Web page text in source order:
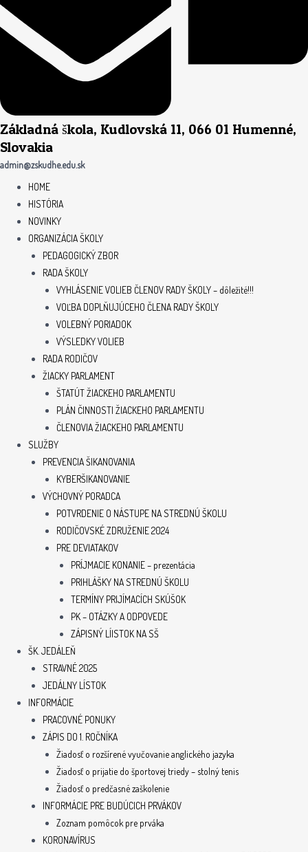
Základná škola, Kudlovská 11, 066 01 Humenné,
Slovakia
admin@zskudhe.edu.sk
HOME
HISTÓRIA
NOVINKY
ORGANIZÁCIA ŠKOLY
PEDAGOGICKÝ ZBOR
RADA ŠKOLY
VYHLÁSENIE VOLIEB ČLENOV RADY ŠKOLY – dôležité!!!
VOĽBA DOPLŇUJÚCEHO ČLENA RADY ŠKOLY
VOLEBNÝ PORIADOK
VÝSLEDKY VOLIEB
RADA RODIČOV
ŽIACKY PARLAMENT
ŠTATÚT ŽIACKEHO PARLAMENTU
PLÁN ČINNOSTI ŽIACKEHO PARLAMENTU
ČLENOVIA ŽIACKEHO PARLAMENTU
SLUŽBY
PREVENCIA ŠIKANOVANIA
KYBERŠIKANOVANIE
VÝCHOVNÝ PORADCA
POTVRDENIE O NÁSTUPE NA STREDNÚ ŠKOLU
RODIČOVSKÉ ZDRUŽENIE 2024
PRE DEVIATAKOV
PRÍJMACIE KONANIE – prezentácia
PRIHLÁŠKY NA STREDNÚ ŠKOLU
TERMÍNY PRIJÍMACÍCH SKÚŠOK
PK – OTÁZKY A ODPOVEDE
ZÁPISNÝ LÍISTOK NA SŠ
ŠK. JEDÁLEŇ
STRAVNÉ 2025
JEDÁLNY LÍSTOK
INFORMÁCIE
PRACOVNÉ PONUKY
ZÁPIS DO 1. ROČNÍKA
Žiadosť o rozšírené vyučovanie anglického jazyka
Žiadosť o prijatie do športovej triedy – stolný tenis
Žiadosť o predčasné zaškolenie
INFORMÁCIE PRE BUDÚCICH PRVÁKOV
Zoznam pomôcok pre prváka
KORONAVÍRUS